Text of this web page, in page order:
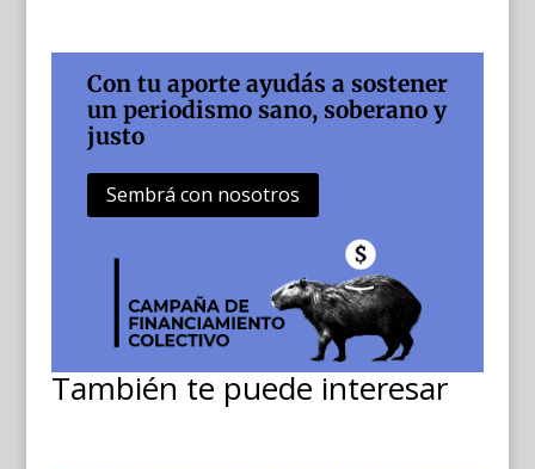
Con tu aporte ayudás a sostener
un periodismo sano, soberano y
justo
Sembrá con nosotros
También te puede interesar